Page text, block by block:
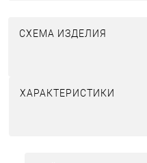
СХЕМА ИЗДЕЛИЯ
ХАРАКТЕРИСТИКИ